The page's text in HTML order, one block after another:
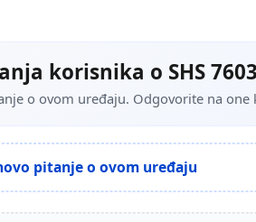
korisnika o SHS 7603
o ovom uređaju. Odgovorite na one
pitanje o ovom uređaju